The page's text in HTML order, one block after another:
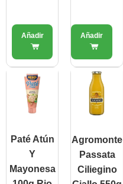
Paté Atún
Y
Mayonesa
Agromonte
Passata
Ciliegino